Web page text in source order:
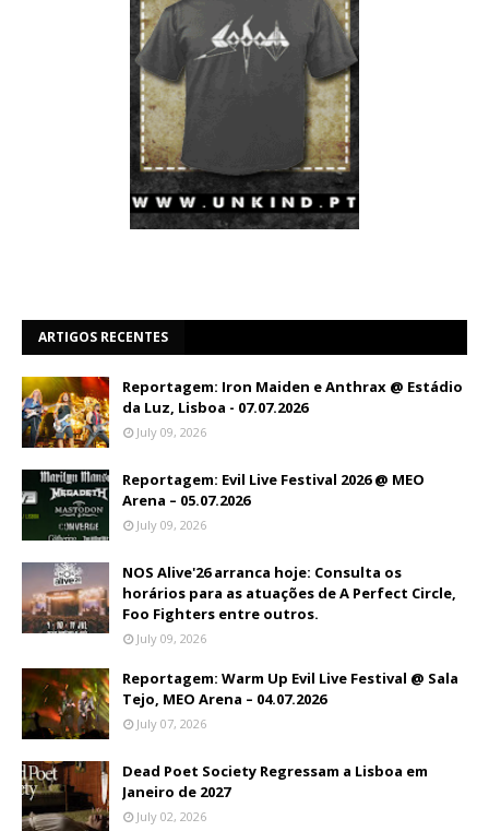
ARTIGOS RECENTES
Reportagem: Iron Maiden e Anthrax @ Estádio
da Luz, Lisboa - 07.07.2026
July 09, 2026
Reportagem: Evil Live Festival 2026 @ MEO
Arena – 05.07.2026
July 09, 2026
NOS Alive'26 arranca hoje: Consulta os
horários para as atuações de A Perfect Circle,
Foo Fighters entre outros.
July 09, 2026
Reportagem: Warm Up Evil Live Festival @ Sala
Tejo, MEO Arena – 04.07.2026
July 07, 2026
Dead Poet Society Regressam a Lisboa em
Janeiro de 2027
July 02, 2026